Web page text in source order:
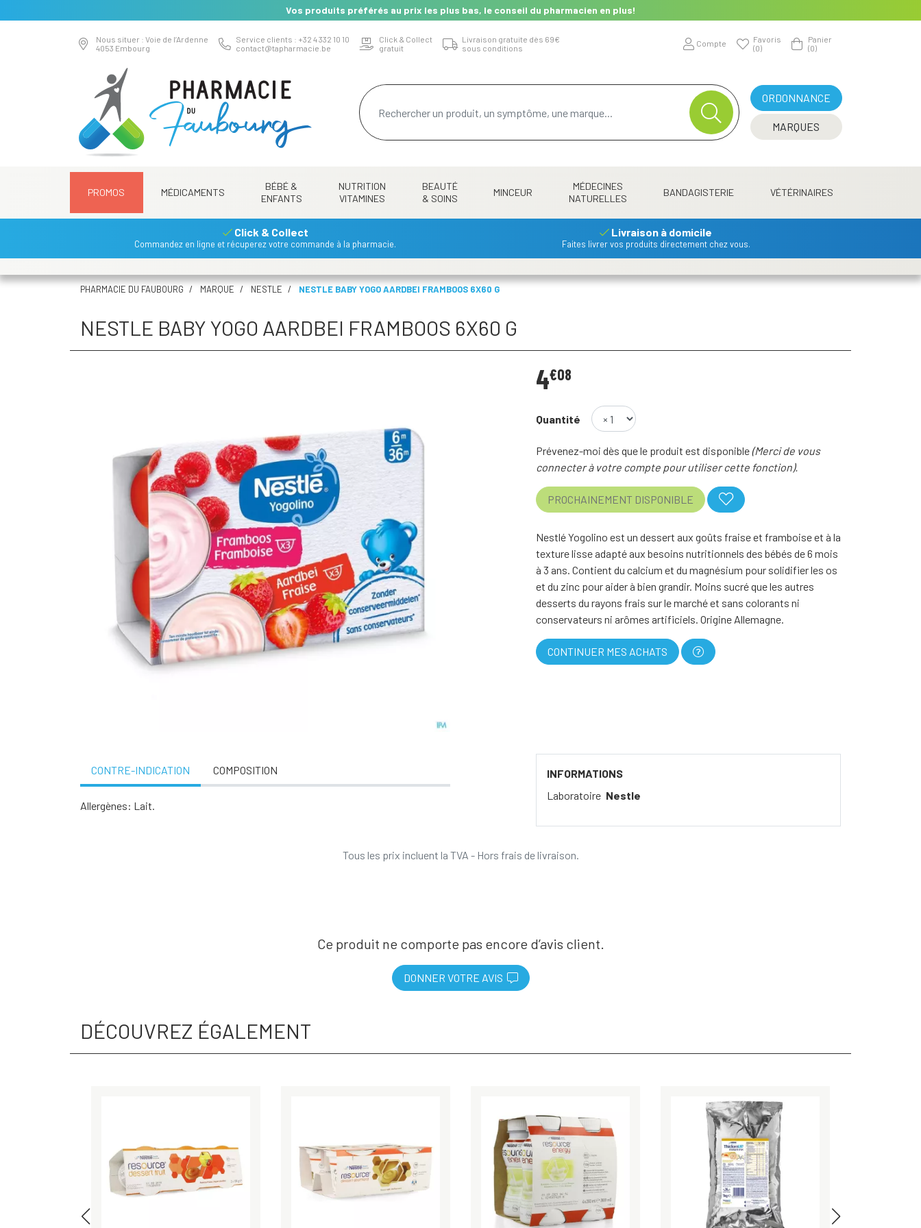
Vos produits préférés au prix les plus bas, le conseil du pharmacien en plus!
Nous situer : Voie de l’Ardenne
4053 Embourg
Service clients : +32 4 332 10 10
contact@tapharmacie.be
Click & Collect
gratuit
Livraison gratuite dès 69€
sous conditions
Compte
Favoris
(0)
Panier
(0)
ORDONNANCE
MARQUES
PROMOS MÉDICAMENTS
BÉBÉ &
ENFANTS
NUTRITION
VITAMINES
BEAUTÉ
& SOINS
MINCEUR
MÉDECINES
NATURELLES
BANDAGISTERIE VÉTÉRINAIRES
Click & Collect
Commandez en ligne et récuperez votre commande à la pharmacie.
Livraison à domicile
Faites livrer vos produits directement chez vous.
PHARMACIE DU FAUBOURG MARQUE NESTLE NESTLE BABY YOGO AARDBEI FRAMBOOS 6X60 G
NESTLE BABY YOGO AARDBEI FRAMBOOS 6X60 G
4€08
Quantité
Prévenez-moi dès que le produit est disponible(Merci de vous
connecter à votre compte pour utiliser cette fonction).
PROCHAINEMENT DISPONIBLE
Nestlé Yogolino est un dessert aux goûts fraise et framboise et à la
texture lisse adapté aux besoins nutritionnels des bébés de 6 mois
à 3 ans. Contient du calcium et du magnésium pour solidifier les os
et du zinc pour aider à bien grandir. Moins sucré que les autres
desserts du rayons frais sur le marché et sans colorants ni
conservateurs ni arômes artificiels. Origine Allemagne.
CONTINUER MES ACHATS
CONTRE-INDICATION COMPOSITION
Allergènes: Lait.
INFORMATIONS
Laboratoire Nestle
Tous les prix incluent la TVA - Hors frais de livraison.
Ce produit ne comporte pas encore d’avis client.
DONNER VOTRE AVIS
DÉCOUVREZ ÉGALEMENT